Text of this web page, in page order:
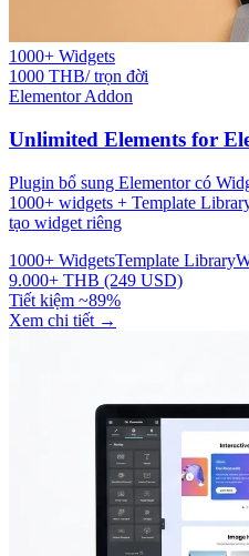
1000+ Widgets
1000 THB/ trọn đời
Elementor Addon
Unlimited Elements for
Plugin bổ sung Elementor có
1000+ widgets + Template
tạo widget riêng
1000+ WidgetsTemplate Library
9.000+ THB (249 USD)
Tiết kiệm ~89%
Xem chi tiết →